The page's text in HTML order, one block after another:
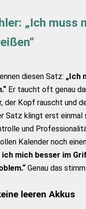
„Ich muss
diesen Satz: „Ich
Er taucht oft genau
der Kopf rauscht und
Satz klingt erst einmal
und
Kalender noch
ich mich besser im
Genau das
leeren Akkus